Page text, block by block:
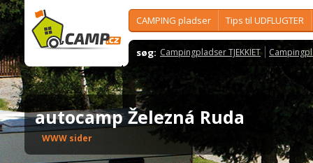
CAMPING pladser Tips til UDFLUGTER
søg: Campingpladser TJEKKIET
autocamp Železná Ruda
WWW sider